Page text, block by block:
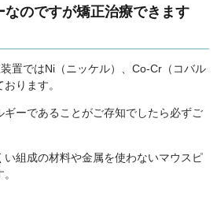
なのですが矯正治療できます
置ではNi（ニッケル）、Co-Cr（コバル
ります。
ギーであることがご存知でしたら必ずご
組成の材料や金属を使わないマウスピ